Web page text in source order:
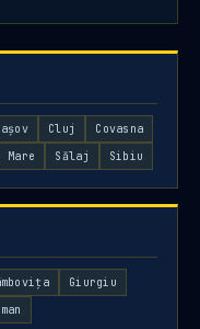
Cluj
Covasna
Mare Sălaj Sibiu
Giurgiu